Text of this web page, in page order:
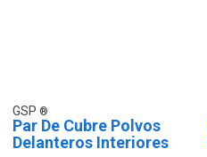
GSP
Par De Cubre Polvos
Delanteros Interiores